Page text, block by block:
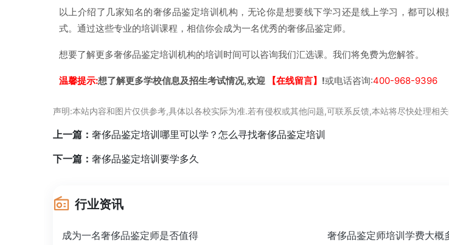
以上介绍了几家知名的奢侈品鉴定培训机构，无论你是想要线下学习还是线上学习，都可以
式。通过这些专业的培训课程，相信你会成为一名优秀的奢侈品鉴定师。
想要了解更多奢侈品鉴定培训机构的培训时间可以咨询我们汇选课。我们将免费为您解答。
温馨提示:想了解更多学校信息及招生考试情况,欢迎 【在线留言】 !或电话咨询:400-968-9396
声明:本站内容和图片仅供参考,具体以各校实际为准.若有侵权或其他问题,可联系反馈,本站将尽快处理相
上一篇： 奢侈品鉴定培训哪里可以学？怎么寻找奢侈品鉴定培训
下一篇： 奢侈品鉴定培训要学多久
行业资讯
成为一名奢侈品鉴定师是否值得 奢侈品鉴定师培训学费大概